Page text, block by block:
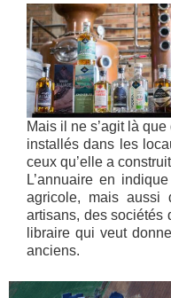
Mais il ne s’agit là
installés dans les
ceux qu’elle a
L’annuaire en
agricole, mais aussi
artisans, des sociétés
libraire qui veut
anciens.